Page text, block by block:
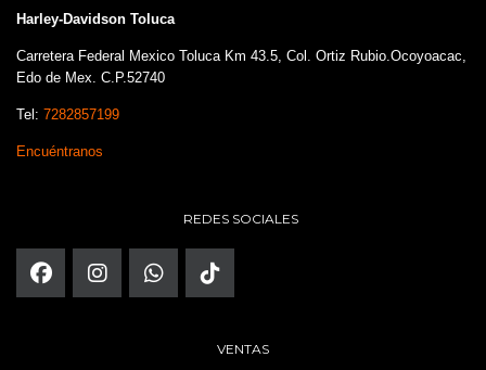
Harley-Davidson Toluca
Carretera Federal Mexico Toluca Km 43.5, Col. Ortiz Rubio.Ocoyoacac,
Edo de Mex. C.P.52740
Tel: 7282857199
Encuéntranos
REDES SOCIALES
VENTAS